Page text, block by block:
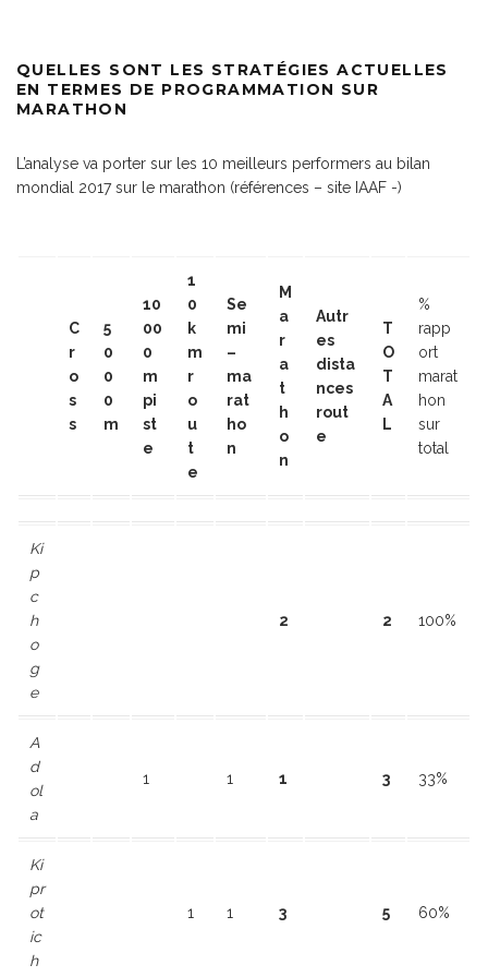
QUELLES SONT LES STRATÉGIES ACTUELLES
EN TERMES DE PROGRAMMATION SUR
MARATHON
L’analyse va porter sur les 10 meilleurs performers au bilan
mondial 2017 sur le marathon (références – site IAAF -)
C
r
o
s
s
5
0
0
0
m
10
00
0
m
pi
st
e
1
0
k
m
r
o
u
t
e
Se
mi
–
ma
rat
ho
n
M
a
r
a
t
h
o
n
Autr
es
dista
nces
rout
e
T
O
T
A
L
%
rapp
ort
marat
hon
sur
total
Ki
p
c
h
o
g
e
2 2 100%
A
d
ol
a
1 1 1 3 33%
Ki
pr
ot
ic
h
1 1 3 5 60%